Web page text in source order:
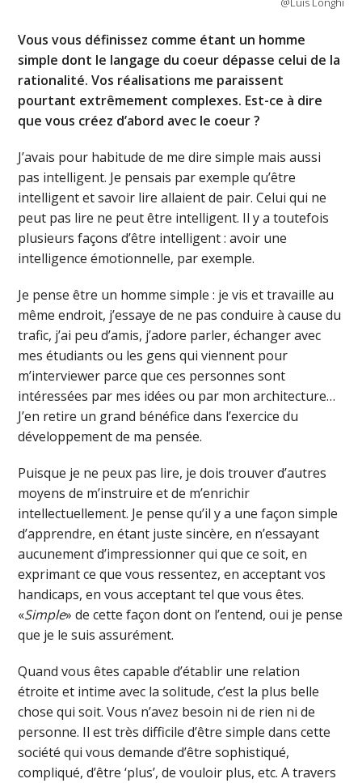
Vous vous définissez comme étant un homme
simple dont le langage du coeur dépasse celui de la
rationalité. Vos réalisations me paraissent
pourtant extrêmement complexes. Est-ce à dire
que vous créez d’abord avec le coeur ?
J’avais pour habitude de me dire simple mais aussi
pas intelligent. Je pensais par exemple qu’être
intelligent et savoir lire allaient de pair. Celui qui ne
peut pas lire ne peut être intelligent. Il y a toutefois
plusieurs façons d’être intelligent : avoir une
intelligence émotionnelle, par exemple.
Je pense être un homme simple : je vis et travaille au
même endroit, j’essaye de ne pas conduire à cause du
trafic, j’ai peu d’amis, j’adore parler, échanger avec
mes étudiants ou les gens qui viennent pour
m’interviewer parce que ces personnes sont
intéressées par mes idées ou par mon architecture…
J’en retire un grand bénéfice dans l’exercice du
développement de ma pensée.
Puisque je ne peux pas lire, je dois trouver d’autres
moyens de m’instruire et de m’enrichir
intellectuellement. Je pense qu’il y a une façon simple
d’apprendre, en étant juste sincère, en n’essayant
aucunement d’impressionner qui que ce soit, en
exprimant ce que vous ressentez, en acceptant vos
handicaps, en vous acceptant tel que vous êtes.
«Simple» de cette façon dont on l’entend, oui je pense
que je le suis assurément.
Quand vous êtes capable d’établir une relation
étroite et intime avec la solitude, c’est la plus belle
chose qui soit. Vous n’avez besoin ni de rien ni de
personne. Il est très difficile d’être simple dans cette
société qui vous demande d’être sophistiqué,
compliqué, d’être ‘plus’, de vouloir plus, etc. A travers